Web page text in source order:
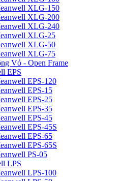
XLG-150
XLG-200
XLG-240
XLG-25
XLG-50
XLG-75
Vỏ - Open Frame
EPS
EPS-120
EPS-15
EPS-25
EPS-35
EPS-45
EPS-45S
EPS-65
EPS-65S
PS-05
LPS
LPS-100